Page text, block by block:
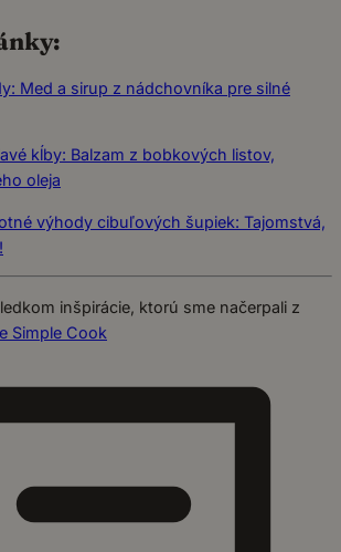
Med a sirup z nádchovníka pre silné
kĺby: Balzam z bobkových listov,
oleja
výhody cibuľových šupiek: Tajomstvá,
inšpirácie, ktorú sme načerpali z
Simple Cook